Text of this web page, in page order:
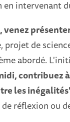
intervenant
venez
projet de
abordé.
contribuez
les
réflexion ou